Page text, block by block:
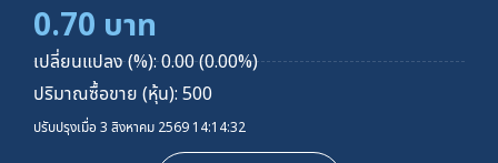
0.70 บาท
เปลี่ยนแปลง (%): 0.00 (0.00%)
ปริมาณซื้อขาย (หุ้น): 500
ปรับปรุงเมื่อ 3 สิงหาคม 2569 14:14:32